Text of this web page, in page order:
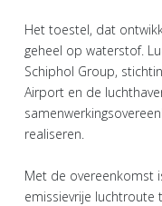
Het toestel, dat
geheel op waterstof.
Schiphol Group,
Airport en de
realiseren.
Met de overeenkomst
emissievrije luchtroute